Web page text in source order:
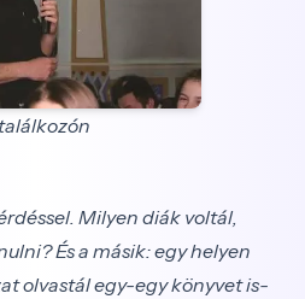
Milyen diák voltál,
És a másik: egy helyen
olvastál egy-egy könyvet is­